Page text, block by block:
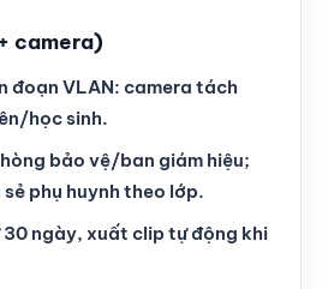
camera)
đoạn VLAN: camera tách
học sinh.
bảo vệ/ban giám hiệu;
phụ huynh theo lớp.
30 ngày, xuất clip tự động khi